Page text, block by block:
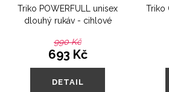
Triko POWERFULL unisex
dlouhý rukáv - cihlové
990 Kč
693 Kč
DETAIL
Triko